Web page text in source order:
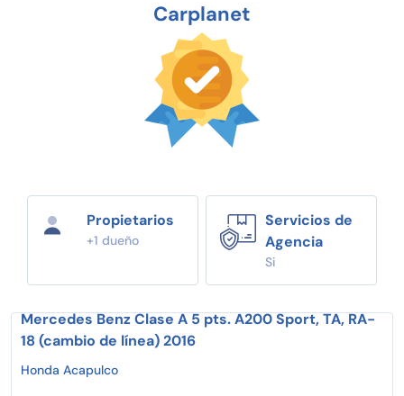
Carplanet
Propietarios
+1 dueño
Servicios de
Agencia
Si
Mercedes Benz Clase A 5 pts. A200 Sport, TA, RA-
18 (cambio de línea) 2016
Honda Acapulco